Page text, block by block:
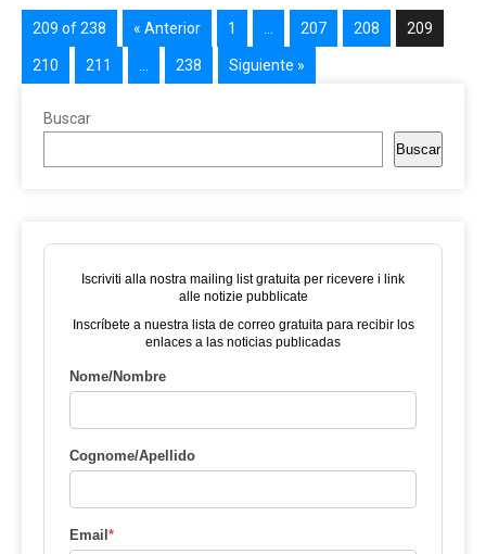
209 of 238 « Anterior 1 207 208 209
210 211 238 Siguiente »
Buscar
Buscar
Iscriviti alla nostra mailing list gratuita per ricevere i link
alle notizie pubblicate
Inscríbete a nuestra lista de correo gratuita para recibir los
enlaces a las noticias publicadas
Nome/Nombre
Cognome/Apellido
Email *